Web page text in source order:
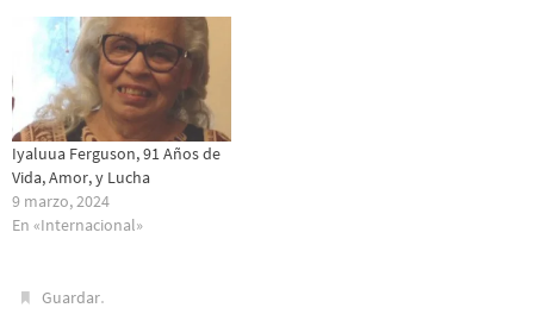
Iyaluua Ferguson, 91 Años de
Vida, Amor, y Lucha
9 marzo, 2024
En «Internacional»
Guardar.